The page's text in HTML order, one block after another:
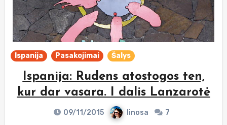
Ispanija Pasakojimai Šalys
Ispanija: Rudens atostogos ten,
kur dar vasara. I dalis Lanzarotė
09/11/2015 linosa 7